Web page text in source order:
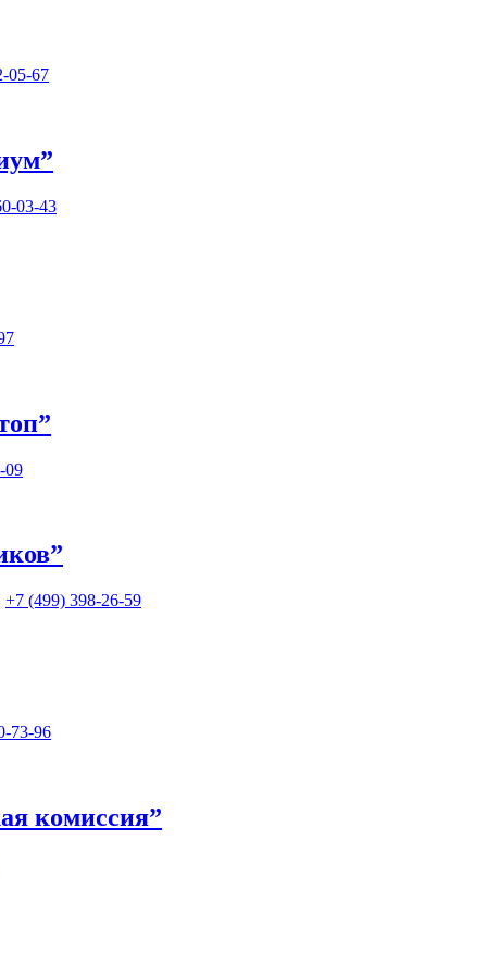
05-67
03-43
09
+7 (499) 398-26-59
73-96
комиссия”